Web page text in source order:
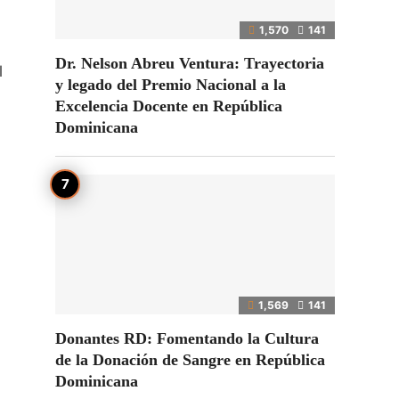
1,570 141
Dr. Nelson Abreu Ventura: Trayectoria
y legado del Premio Nacional a la
Excelencia Docente en República
Dominicana
1,569 141
Donantes RD: Fomentando la Cultura
de la Donación de Sangre en República
Dominicana